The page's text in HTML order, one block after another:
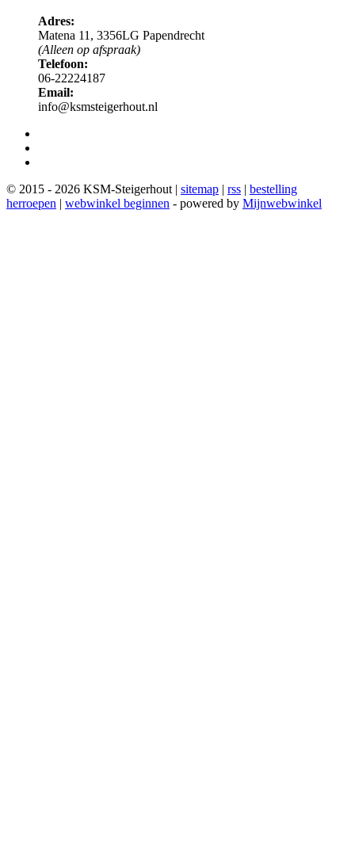
Adres:
Matena 11, 3356LG Papendrecht
(Alleen op afspraak)
Telefoon:
06-22224187
Email:
info@ksmsteigerhout.nl
© 2015 - 2026 KSM-Steigerhout | sitemap | rss | bestelling
herroepen | webwinkel beginnen - powered by Mijnwebwinkel